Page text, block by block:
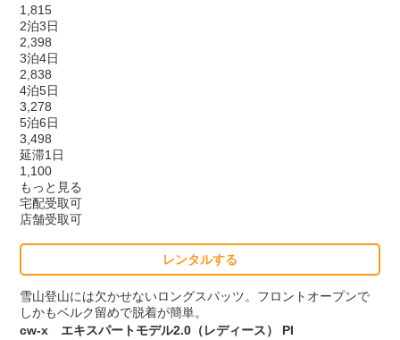
1,815
2泊3日
2,398
3泊4日
2,838
4泊5日
3,278
5泊6日
3,498
延滞1日
1,100
もっと見る
宅配受取可
店舗受取可
レンタルする
雪山登山には欠かせないロングスパッツ。フロントオープンで
しかもベルク留めで脱着が簡単。
cw-x エキスパートモデル2.0（レディース） PI